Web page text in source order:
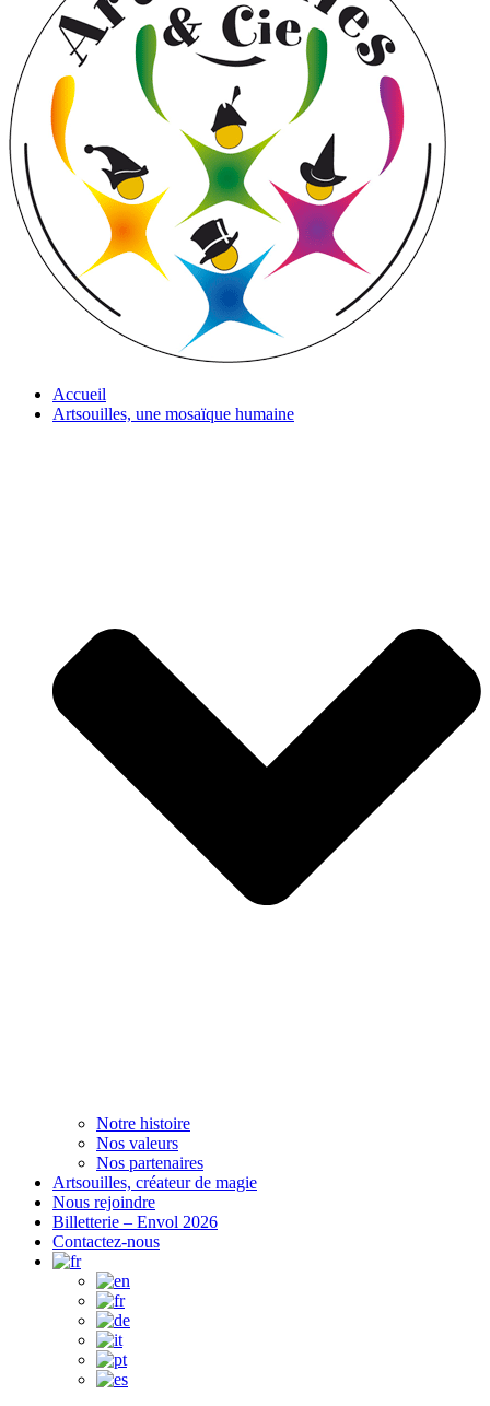
Accueil
Artsouilles, une mosaïque humaine
Notre histoire
Nos valeurs
Nos partenaires
Artsouilles, créateur de magie
Nous rejoindre
Billetterie – Envol 2026
Contactez-nous